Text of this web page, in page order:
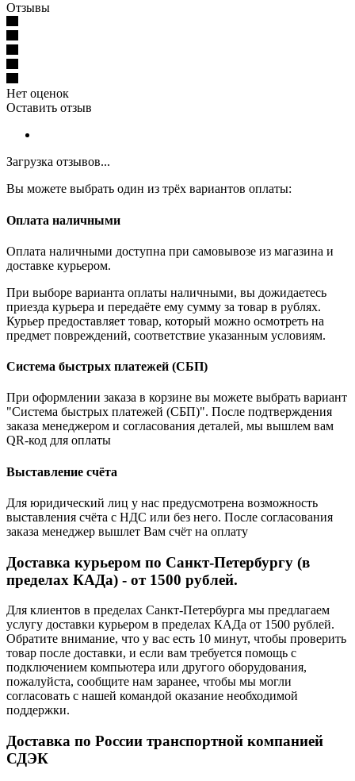
Отзывы
Нет оценок
Оставить отзыв
Загрузка отзывов...
Вы можете выбрать один из трёх вариантов оплаты:
Оплата наличными
Оплата наличными доступна при самовывозе из магазина и
доставке курьером.
При выборе варианта оплаты наличными, вы дожидаетесь
приезда курьера и передаёте ему сумму за товар в рублях.
Курьер предоставляет товар, который можно осмотреть на
предмет повреждений, соответствие указанным условиям.
Система быстрых платежей (СБП)
При оформлении заказа в корзине вы можете выбрать вариант
"Система быстрых платежей (СБП)". После подтверждения
заказа менеджером и согласования деталей, мы вышлем вам
QR-код для оплаты
Выставление счёта
Для юридический лиц у нас предусмотрена возможность
выставления счёта с НДС или без него. После согласования
заказа менеджер вышлет Вам счёт на оплату
Доставка курьером по Санкт-Петербургу (в
пределах КАДа) - от 1500 рублей.
Для клиентов в пределах Санкт-Петербурга мы предлагаем
услугу доставки курьером в пределах КАДа от 1500 рублей.
Обратите внимание, что у вас есть 10 минут, чтобы проверить
товар после доставки, и если вам требуется помощь с
подключением компьютера или другого оборудования,
пожалуйста, сообщите нам заранее, чтобы мы могли
согласовать с нашей командой оказание необходимой
поддержки.
Доставка по России транспортной компанией
СДЭК